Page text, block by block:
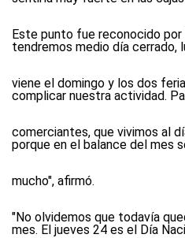
Este punto fue reconocido por
tendremos medio día cerrado,
viene el domingo y los dos
complicar nuestra actividad.
comerciantes, que vivimos al
porque en el balance del mes
mucho", afirmó.
"No olvidemos que todavía
mes. El jueves 24 es el Día